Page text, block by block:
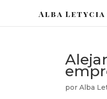
Alba Letycia
porAlba